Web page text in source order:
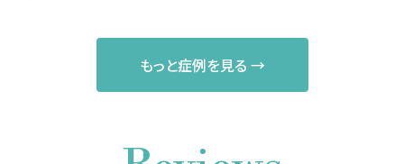
もっと症例を見る →